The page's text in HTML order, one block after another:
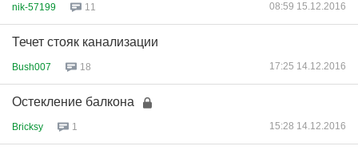
nik-57199 11 08:59 15.12.2016
Течет стояк канализации
Bush007 18 17:25 14.12.2016
Остекление балкона
Bricksy 1 15:28 14.12.2016